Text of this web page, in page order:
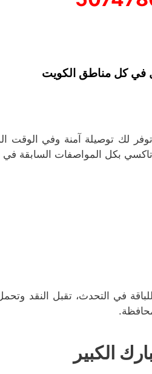
في كل مناطق الكويت
لك توصيلة آمنة وفي الوقت
بكل المواصفات السابقة في
في التحدث، تقبل النقد
الكبير